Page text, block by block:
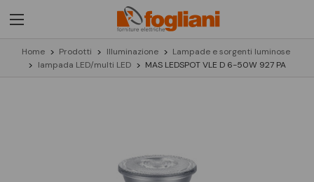
Home Prodotti Illuminazione
Lampade e sorgenti luminose
lampada LED/multi LED
MAS LEDSPOT VLE D 6-50W 927 PA